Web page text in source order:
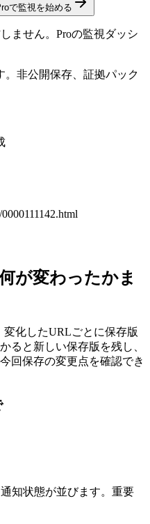
で監視を始める
ません。Proの監視ダッシ
。非公開保存、証拠パック
が変わったかま
化したURLごとに保存版
ると新しい保存版を残し、
回保存の変更点を確認でき
知状態が並びます。重要